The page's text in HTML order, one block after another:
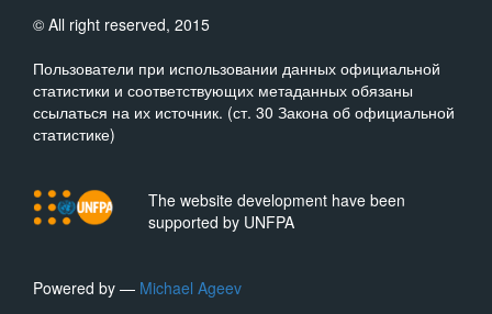
© All right reserved, 2015
Пользователи при использовании данных официальной
статистики и соответствующих метаданных обязаны
ссылаться на их источник. (ст. 30 Закона об официальной
статистике)
The website development have been
supported by UNFPA
Powered by — Michael Ageev